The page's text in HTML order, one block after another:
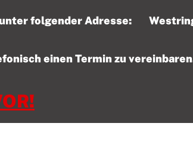
folgender Adresse:
einen Termin zu